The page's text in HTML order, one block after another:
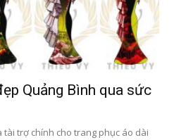
Quảng Bình qua sức
trợ chính cho trang phục áo dài